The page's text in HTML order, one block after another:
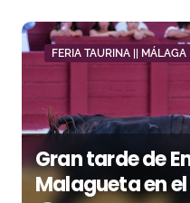
d
a
FERIA TAURINA || MÁLAGA
Gran tarde de
Malagueta en